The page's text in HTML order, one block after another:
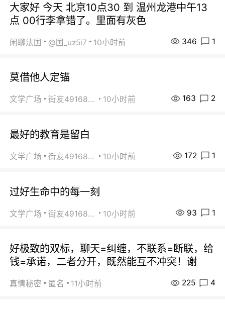
大家好 今天 北京10点30 到 温州龙港中午13
点 00行李拿错了。里面有灰色
闲聊法国 @国_uz5i7 10小时前 346 1
莫借他人定锚
文学广场 街友49168527 10小时前 163 2
最好的教育是留白
文学广场 街友49168527 10小时前 172 1
过好生命中的每一刻
文学广场 街友49168527 10小时前 93 1
好极致的双标，聊天=纠缠，不联系=断联，给
钱=承诺，二者分开，既然能互不冲突！谢
真情秘密 匿名 11小时前 225 4